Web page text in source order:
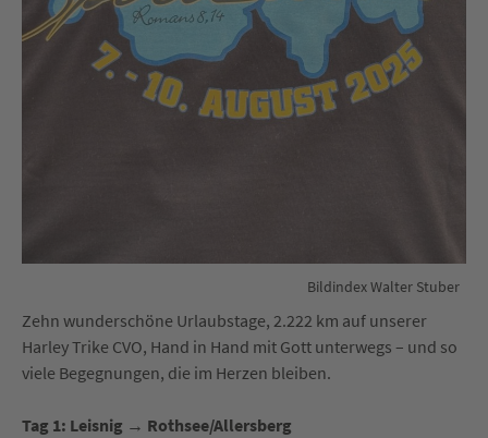
Bildindex Walter Stuber
Zehn wunderschöne Urlaubstage, 2.222 km auf unserer
Harley Trike CVO, Hand in Hand mit Gott unterwegs – und so
viele Begegnungen, die im Herzen bleiben.
Tag 1: Leisnig → Rothsee/Allersberg